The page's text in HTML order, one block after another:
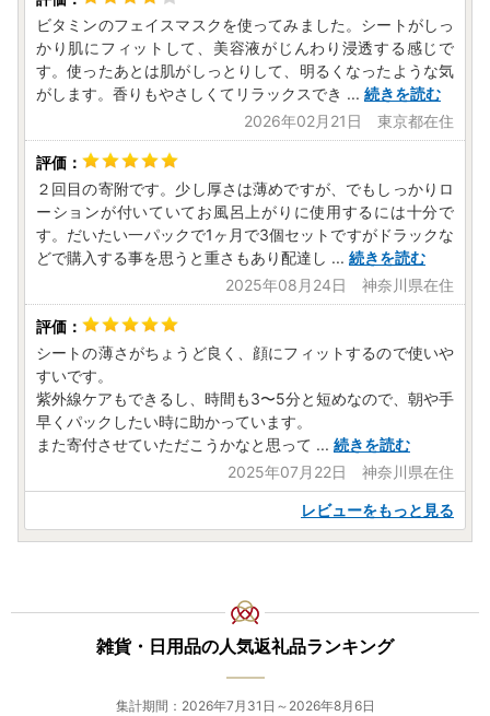
ビタミンのフェイスマスクを使ってみました。シートがしっ
かり肌にフィットして、美容液がじんわり浸透する感じで
す。使ったあとは肌がしっとりして、明るくなったような気
がします。香りもやさしくてリラックスでき ... 続きを読む
2026年02月21日 東京都在住
２回目の寄附です。少し厚さは薄めですが、でもしっかりロ
ーションが付いていてお風呂上がりに使用するには十分で
す。だいたい一パックで1ヶ月で3個セットですがドラックな
どで購入する事を思うと重さもあり配達し ... 続きを読む
2025年08月24日 神奈川県在住
シートの薄さがちょうど良く、顔にフィットするので使いや
すいです。
紫外線ケアもできるし、時間も3〜5分と短めなので、朝や手
早くパックしたい時に助かっています。
また寄付させていただこうかなと思って ... 続きを読む
2025年07月22日 神奈川県在住
レビューをもっと見る
雑貨・日用品の人気返礼品ランキング
集計期間：2026年7月31日～2026年8月6日